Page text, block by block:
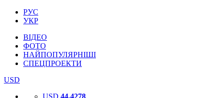
РУС
УКР
ВІДЕО
ФОТО
НАЙПОПУЛЯРНІШІ
СПЕЦПРОЕКТИ
USD
USD 44.4278